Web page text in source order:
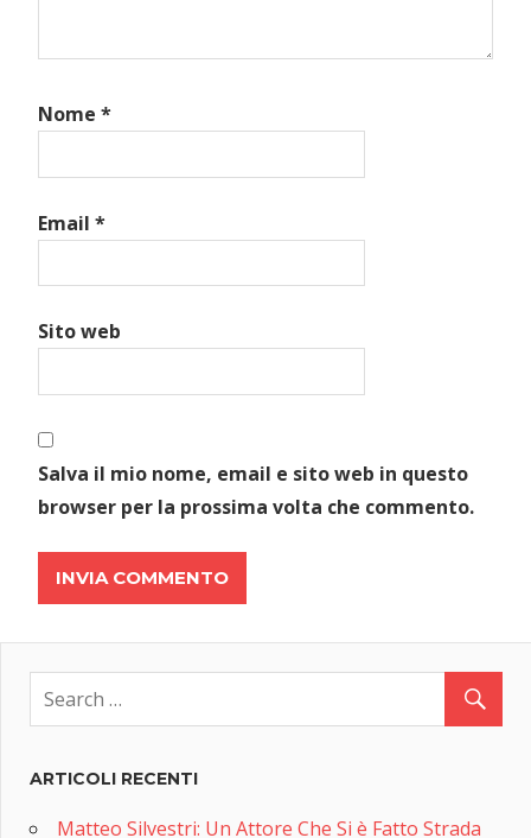
Nome *
Email *
Sito web
Salva il mio nome, email e sito web in questo
browser per la prossima volta che commento.
ARTICOLI RECENTI
Matteo Silvestri: Un Attore Che Si è Fatto Strada